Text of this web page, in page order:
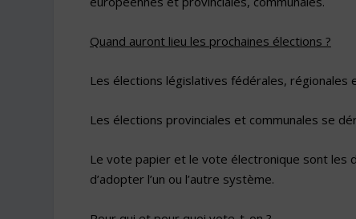
Quand auront lieu les prochaines élections ?
Les élections législatives fédérales,
Les élections provinciales et communales se
Le vote papier et le vote électronique sont les
d’adopter l’un ou l’autre système.